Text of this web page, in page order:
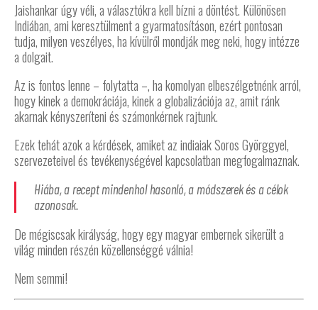
Jaishankar úgy véli, a választókra kell bízni a döntést. Különösen
Indiában, ami keresztülment a gyarmatosításon, ezért pontosan
tudja, milyen veszélyes, ha kívülről mondják meg neki, hogy intézze
a dolgait.
Az is fontos lenne – folytatta –, ha komolyan elbeszélgetnénk arról,
hogy kinek a demokráciája, kinek a globalizációja az, amit ránk
akarnak kényszeríteni és számonkérnek rajtunk.
Ezek tehát azok a kérdések, amiket az indiaiak Soros Györggyel,
szervezeteivel és tevékenységével kapcsolatban megfogalmaznak.
Hiába, a recept mindenhol hasonló, a módszerek és a célok
azonosak.
De mégiscsak királyság, hogy egy magyar embernek sikerült a
világ minden részén közellenséggé válnia!
Nem semmi!